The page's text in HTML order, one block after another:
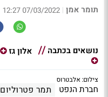
תומר אמן |
07/03/2022 12:27
נושאים בכתבה אלון גז
צילום: אלבטרוס
חברת הנפט תמר פטרוליום